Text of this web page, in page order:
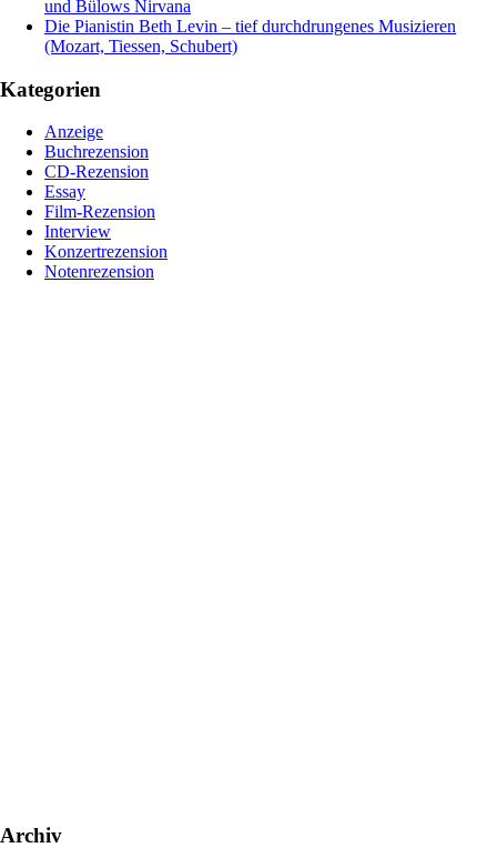
und Bülows Nirvana
Die Pianistin Beth Levin – tief durchdrungenes Musizieren
(Mozart, Tiessen, Schubert)
Kategorien
Anzeige
Buchrezension
CD-Rezension
Essay
Film-Rezension
Interview
Konzertrezension
Notenrezension
Archiv